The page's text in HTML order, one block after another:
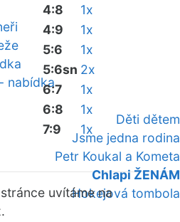
nabídka
Děti dětem
Jsme jedna rodina
Petr Koukal a Kometa
Chlapi ŽENÁM
Hokejová tombola
4:8
1x
4:9
1x
5:6
1x
5:6sn 2x
6:7
1x
6:8
1x
7:9
1x
uvítáme na